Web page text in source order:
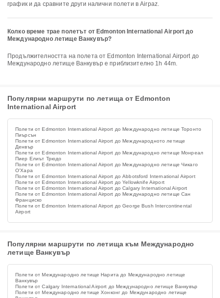
график и да сравните други налични полети в Airpaz.
Колко време трае полетът от Edmonton International Airport до
Международно летище Ванкувър?
Продължителността на полета от Edmonton International Airport до
Международно летище Ванкувър е приблизително 1h 44m.
Популярни маршрути по летища от Edmonton
International Airport
Полети от Edmonton International Airport до Международно летище Торонто
Пиърсън
Полети от Edmonton International Airport до Международното летище
Денвър
Полети от Edmonton International Airport до Международно летище Монреал
Пиер Елиът Трюдо
Полети от Edmonton International Airport до Международно летище Чикаго
О'Хара
Полети от Edmonton International Airport до Abbotsford International Airport
Полети от Edmonton International Airport до Yellowknife Airport
Полети от Edmonton International Airport до Calgary International Airport
Полети от Edmonton International Airport до Международно летище Сан
Франциско
Полети от Edmonton International Airport до George Bush Intercontinental
Airport
Популярни маршрути по летища към Международно
летище Ванкувър
Полети от Международно летище Нарита до Международно летище
Ванкувър
Полети от Calgary International Airport до Международно летище Ванкувър
Полети от Международно летище Хонконг до Международно летище